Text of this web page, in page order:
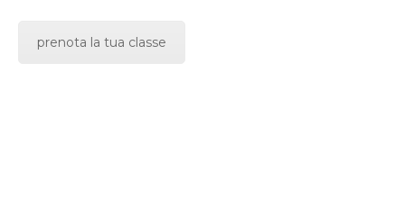
prenota la tua classe